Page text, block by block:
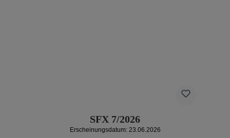
SFX 7/2026
Erscheinungsdatum: 23.06.2026